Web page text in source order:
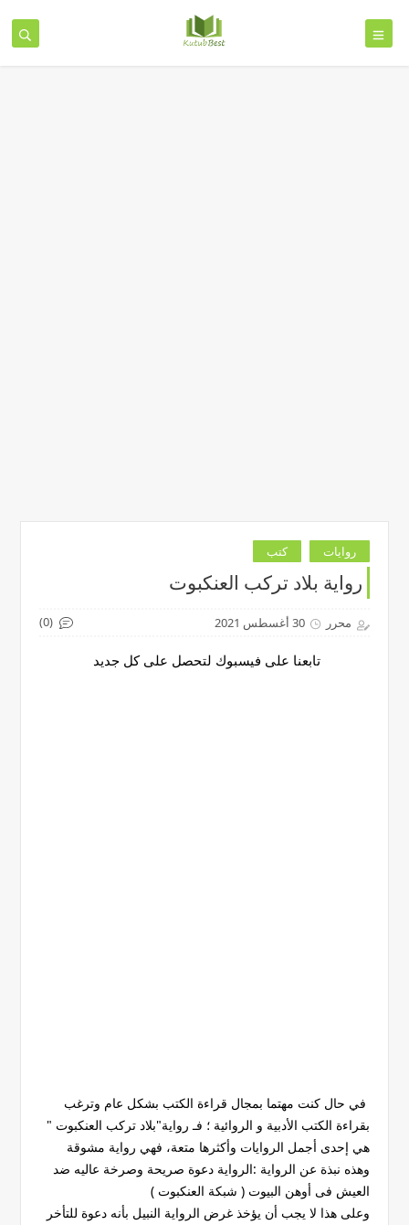
روايات كتب
رواية بلاد تركب العنكبوت
محرر 30 أغسطس 2021 (0)
تابعنا على فيسبوك لتحصل على كل جديد
في حال كنت مهتما بمجال قراءة الكتب بشكل عام وترغب
بقراءة الكتب الأدبية و الروائية ؛ فـ رواية"بلاد تركب العنكبوت "
هي إحدى أجمل الروايات وأكثرها متعة، فهي رواية مشوقة
وهذه نبذة عن الرواية :الرواية دعوة صريحة وصرخة عاليه ضد
العيش فى أوهن البيوت ( شبكة العنكبوت )
وعلى هذا لا يجب أن يؤخذ غرض الرواية النبيل بأنه دعوة للتأخر